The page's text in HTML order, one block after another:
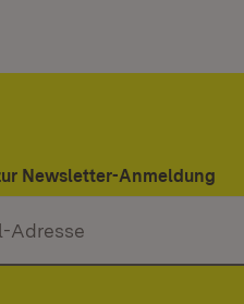
Newsletter-Anmeldung